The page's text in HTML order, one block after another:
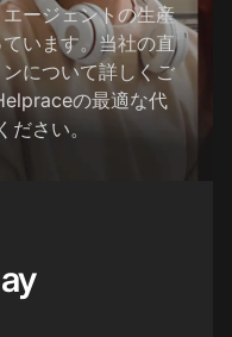
ージェントの生産
います。当社の直
について詳しくご
の最適な代
さい。